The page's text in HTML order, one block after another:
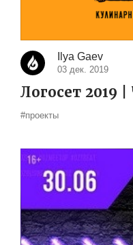
Ilya Gaev
03 дек. 2019
Логосет 2019 |
#проекты